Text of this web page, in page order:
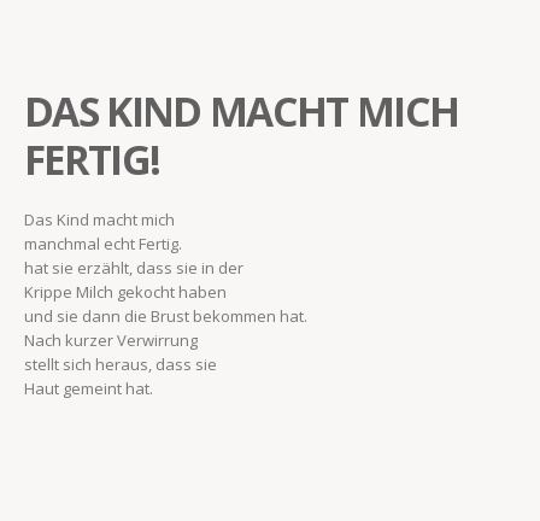
DAS KIND MACHT MICH
FERTIG!
Das Kind macht mich
manchmal echt Fertig.
hat sie erzählt, dass sie in der
Krippe Milch gekocht haben
und sie dann die Brust bekommen hat.
Nach kurzer Verwirrung
stellt sich heraus, dass sie
Haut gemeint hat.